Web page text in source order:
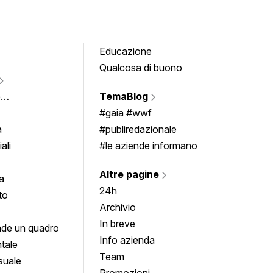
un quadro
Educazione
Qualcosa di buono
TemaBlog
#gaia #wwf
#publiredazionale
#le aziende informano
Altre pagine
24h
Archivio
In breve
Info azienda
Team